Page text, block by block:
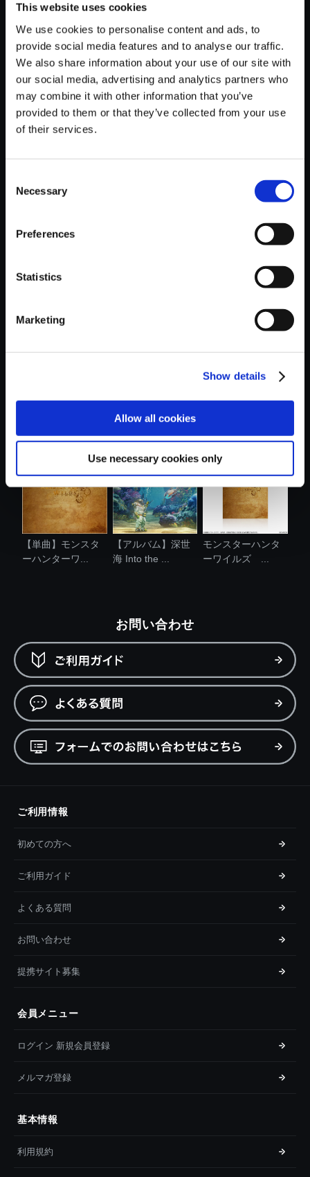
This website uses cookies
We use cookies to personalise content and ads, to
provide social media features and to analyse our traffic.
We also share information about your use of our site with
our social media, advertising and analytics partners who
may combine it with other information that you’ve
provided to them or that they’ve collected from your use
of their services.
Selection
Necessary
Preferences
Statistics
Marketing
Show details
Allow all cookies
Use necessary cookies only
【単曲】モンスターハンターワ
イルズ オリジナルサウンドトラ
ック 造られし爪牙 ―震天―
おすすめ商品
【単曲】モンスタ
ーハンターワ...
【アルバム】深世
海 Into the ...
モンスターハンタ
ーワイルズ ...
お問い合わせ
ご利用情報
初めての方へ
ご利用ガイド
よくある質問
お問い合わせ
提携サイト募集
会員メニュー
ログイン 新規会員登録
メルマガ登録
基本情報
利用規約